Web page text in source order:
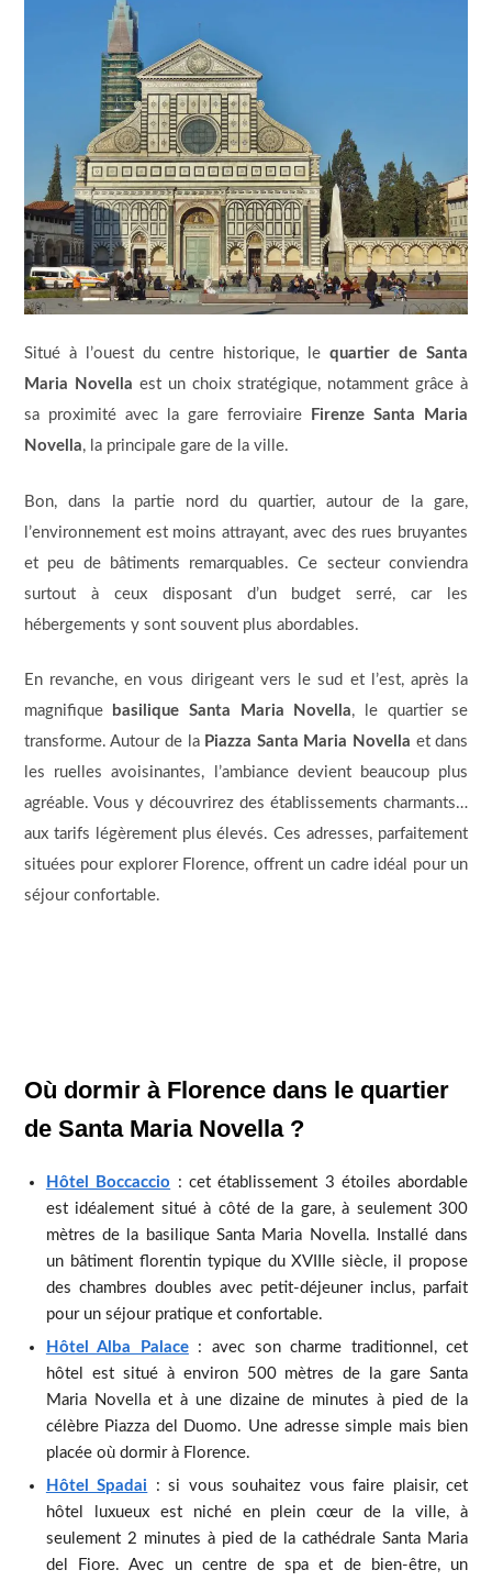
Situé à l’ouest du centre historique, lequartier de Santa
Maria Novella est un choix stratégique, notamment grâce à
sa proximité avec la gare ferroviaire
Firenze Santa Maria
Novella, la principale gare de la ville.
Bon, dans la partie nord du quartier, autour de la gare,
l’environnement est moins attrayant, avec des rues bruyantes
et peu de bâtiments remarquables. Ce secteur conviendra
surtout à ceux disposant d’un budget serré, car les
hébergements y sont souvent plus abordables.
En revanche, en vous dirigeant vers le sud et l’est, après la
magnifique
basilique Santa Maria Novella, le quartier se
transforme. Autour de la Piazza Santa Maria Novella et dans
les ruelles avoisinantes, l’ambiance devient beaucoup plus
agréable. Vous y découvrirez des établissements charmants…
aux tarifs légèrement plus élevés. Ces adresses, parfaitement
situées pour explorer Florence, offrent un cadre idéal pour un
séjour confortable.
Où dormir à Florence dans le quartier
de Santa Maria Novella ?
Hôtel Boccaccio : cet établissement 3 étoiles abordable
est idéalement situé à côté de la gare, à seulement 300
mètres de la basilique Santa Maria Novella. Installé dans
un bâtiment florentin typique du XVIIIe siècle, il propose
des chambres doubles avec petit-déjeuner inclus, parfait
pour un séjour pratique et confortable.
Hôtel Alba Palace: avec son charme traditionnel, cet
hôtel est situé à environ 500 mètres de la gare Santa
Maria Novella et à une dizaine de minutes à pied de la
célèbre Piazza del Duomo. Une adresse simple mais bien
placée où dormir à Florence.
Hôtel Spadai : si vous souhaitez vous faire plaisir, cet
hôtel luxueux est niché en plein cœur de la ville, à
seulement 2 minutes à pied de la cathédrale Santa Maria
del Fiore. Avec un centre de spa et de bien-être, un